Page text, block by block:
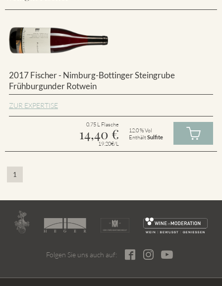
2017 Fischer - Nimburg-Bottinger Steingrube
Frühburgunder Rotwein
ZUR EXPERTISE
0.75 L Flasche
14,40 €
19.20€/L
12.0 % Vol
EnthältSulfite
1
Folgen Sie uns auch auf: